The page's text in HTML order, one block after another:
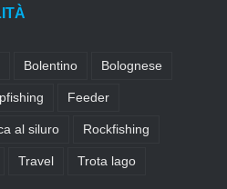
Bolentino Bolognese
Feeder
al siluro Rockfishing
Travel Trota lago